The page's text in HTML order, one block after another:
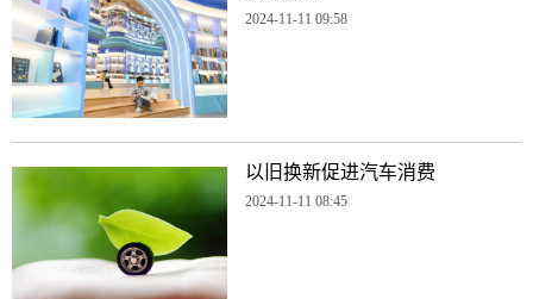
2024-11-11 09:58
以旧换新促进汽车消费
2024-11-11 08:45